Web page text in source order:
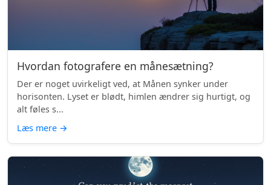
Hvordan fotografere en månesætning?
Der er noget uvirkeligt ved, at Månen synker under
horisonten. Lyset er blødt, himlen ændrer sig hurtigt, og
alt føles s...
Læs mere →